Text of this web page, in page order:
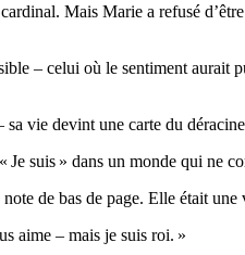
Mais Marie a refusé
– celui où le sentiment aurait
vie devint une carte du
suis » dans un monde qui ne
de bas de page. Elle était une
aime – mais je suis roi. »